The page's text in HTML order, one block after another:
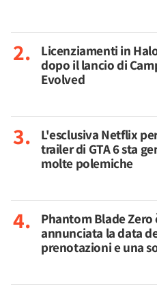
Licenziamenti in
dopo il lancio di
Evolved
L'esclusiva Netflix
trailer di GTA 6 sta
molte polemiche
Phantom Blade
annunciata la data
prenotazioni e una